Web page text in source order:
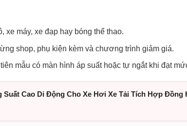
xe máy, xe đạp hay bóng thể thao.
shop, phụ kiện kèm và chương trình giảm giá.
mẫu có màn hình áp suất hoặc tự ngắt khi đạt
Suất Cao Di Động Cho Xe Hơi Xe Tải Tích Hợp